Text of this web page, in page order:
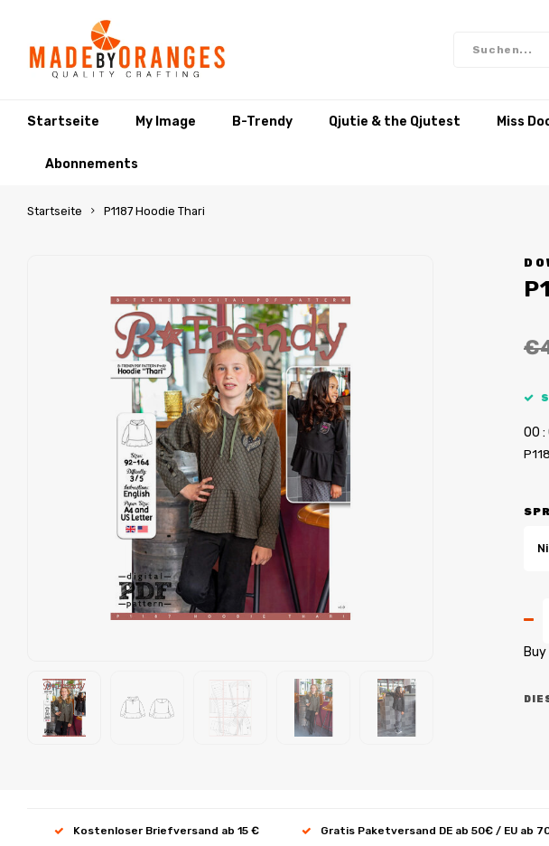
Startseite My Image B-Trendy Qjutie & the Qjutest Miss
Abonnements
Startseite P1187 Hoodie Thari
00 :
Kostenloser Briefversand ab 15 € Gratis Paketversand DE ab 50€ / EU ab